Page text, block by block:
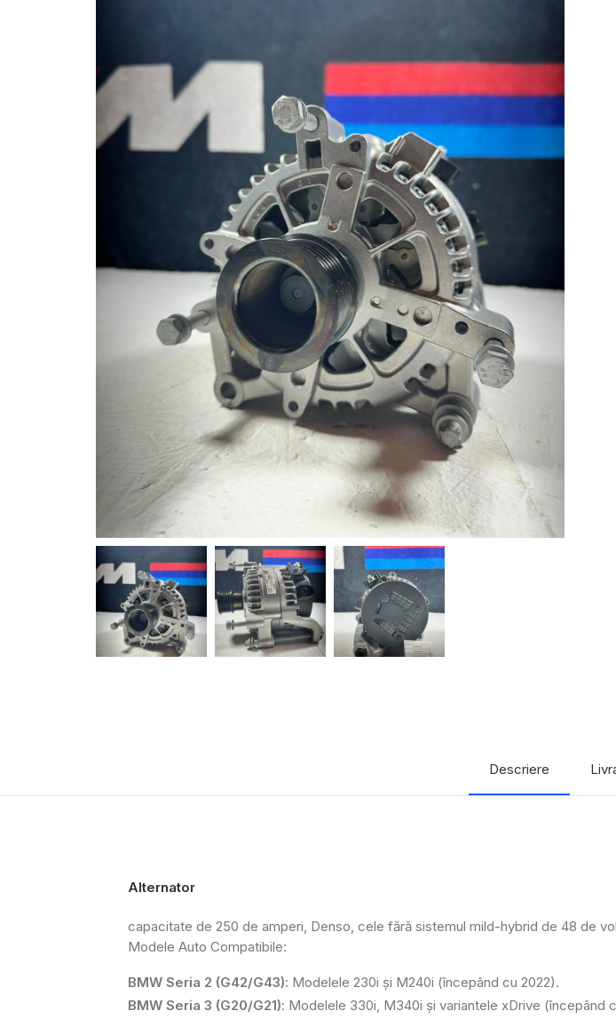
Descriere
Alternator
capacitate de 250 de amperi, Denso, cele fără sistemul mild-hybrid de 48 de
Modele Auto Compatibile:
BMW Seria 2 (G42/G43): Modelele 230i și M240i (începând cu 2022).
BMW Seria 3 (G20/G21): Modelele 330i, M340i și variantele xDrive (începând